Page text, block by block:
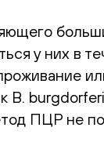
у них в
B.
ПЦР не